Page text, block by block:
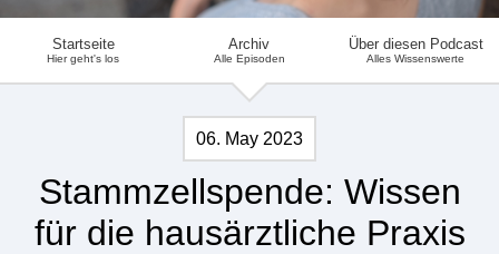
Startseite
Hier geht's los
Archiv
Alle Episoden
Über diesen Podcast
Alles Wissenswerte
06. May 2023
Stammzellspende: Wissen
für die hausärztliche Praxis